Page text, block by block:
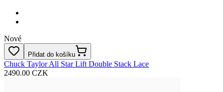
Nové
Přidat do košíku
Chuck Taylor All Star Lift Double Stack Lace
2490.00 CZK